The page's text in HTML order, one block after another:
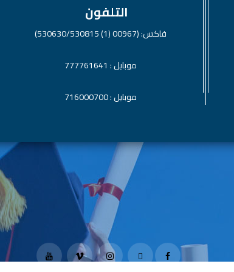
التلفون
فاكس: (00967 (1) 530630/530815)
موبايل : 777761641
موبايل : 716000700